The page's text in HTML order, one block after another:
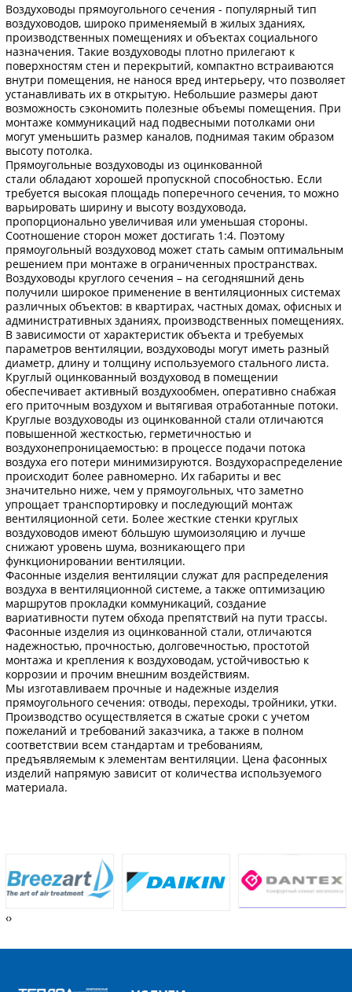
Воздуховоды прямоугольного сечения - популярный тип
воздуховодов, широко применяемый в жилых зданиях,
производственных помещениях и объектах социального
назначения. Такие воздуховоды плотно прилегают к
поверхностям стен и перекрытий, компактно встраиваются
внутри помещения, не нанося вред интерьеру, что позволяет
устанавливать их в открытую. Небольшие размеры дают
возможность сэкономить полезные объемы помещения. При
монтаже коммуникаций над подвесными потолками они
могут уменьшить размер каналов, поднимая таким образом
высоту потолка.
Прямоугольные воздуховоды из оцинкованной
стали обладают хорошей пропускной способностью. Если
требуется высокая площадь поперечного сечения, то можно
варьировать ширину и высоту воздуховода,
пропорционально увеличивая или уменьшая стороны.
Соотношение сторон может достигать 1:4. Поэтому
прямоугольный воздуховод может стать самым оптимальным
решением при монтаже в ограниченных пространствах.
Воздуховоды круглого сечения – на сегодняшний день
получили широкое применение в вентиляционных системах
различных объектов: в квартирах, частных домах, офисных и
административных зданиях, производственных помещениях.
В зависимости от характеристик объекта и требуемых
параметров вентиляции, воздуховоды могут иметь разный
диаметр, длину и толщину используемого стального листа.
Круглый оцинкованный воздуховод в помещении
обеспечивает активный воздухообмен, оперативно снабжая
его приточным воздухом и вытягивая отработанные потоки.
Круглые воздуховоды из оцинкованной стали отличаются
повышенной жесткостью, герметичностью и
воздухонепроницаемостью: в процессе подачи потока
воздуха его потери минимизируются. Воздухораспределение
происходит более равномерно. Их габариты и вес
значительно ниже, чем у прямоугольных, что заметно
упрощает транспортировку и последующий монтаж
вентиляционной сети. Более жесткие стенки круглых
воздуховодов имеют бо́льшую шумоизоляцию и лучше
снижают уровень шума, возникающего при
функционировании вентиляции.
Фасонные изделия вентиляции служат для распределения
воздуха в вентиляционной системе, а также оптимизацию
маршрутов прокладки коммуникаций, создание
вариативности путем обхода препятствий на пути трассы.
Фасонные изделия из оцинкованной стали, отличаются
надежностью, прочностью, долговечностью, простотой
монтажа и крепления к воздуховодам, устойчивостью к
коррозии и прочим внешним воздействиям.
Мы изготавливаем прочные и надежные изделия
прямоугольного сечения: отводы, переходы, тройники, утки.
Производство осуществляется в сжатые сроки с учетом
пожеланий и требований заказчика, а также в полном
соответствии всем стандартам и требованиям,
предъявляемым к элементам вентиляции. Цена фасонных
изделий напрямую зависит от количества используемого
материала.
‹›